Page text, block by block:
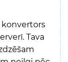
Tava